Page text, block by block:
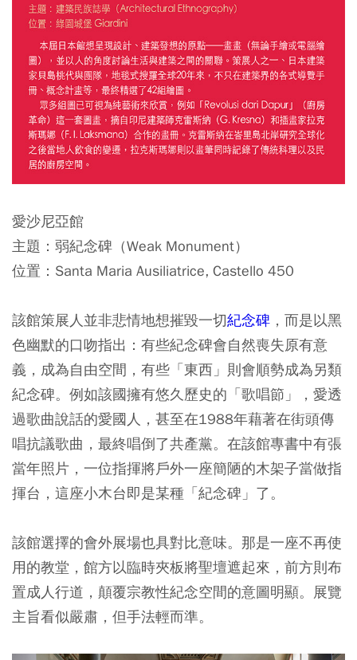
愛沙尼亞館
主題：弱紀念碑（Weak Monument）
位置：Santa Maria Ausiliatrice, Castello 450
該館策展人並非悲情地想摧毀一切紀念碑 ，而是以黑
色幽默的口吻指出：有些紀念碑會自然喪失原有意
義，成為自由空間，有些「東西」則會順勢成為另類
紀念碑。例如該國擁有悠久歷史的「歌唱節」，愛透
過歌曲說話的愛國人，甚至在1988年藉著在街頭傳
唱抗議歌曲，最終唱倒了共產黨。在該館專書中有張
當年照片，一位指揮將戶外一座簡陋的木架子當做指
揮台，這座小木台即是某種「紀念碑」了。
該館選擇的會外展場也具對比意味。那是一座不再使
用的教堂，館方以臨時夾板將聖壇遮起來，前方則布
置成人行道，顛覆宗教性紀念空間的意圖明顯。展覽
主旨看似嚴肅，但手法輕而準。